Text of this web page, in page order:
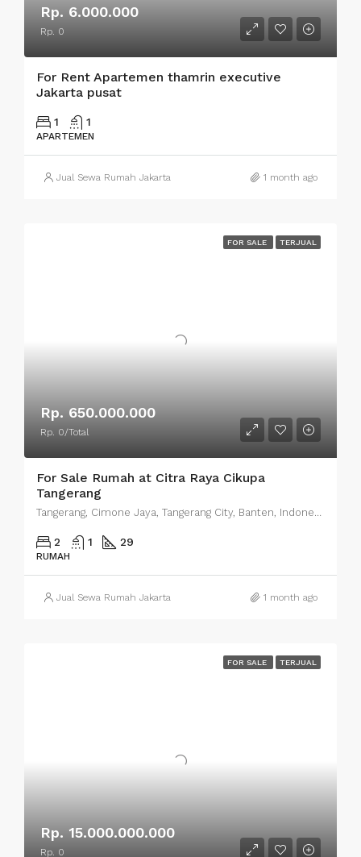
Rp. 6.000.000
Rp. 0
For Rent Apartemen thamrin executive
Jakarta pusat
1 1
APARTEMEN
Jual Sewa Rumah Jakarta 1 month ago
FOR SALE TERJUAL
Rp. 650.000.000
Rp. 0/Total
For Sale Rumah at Citra Raya Cikupa
Tangerang
Tangerang, Cimone Jaya, Tangerang City, Banten, Indonesia
2 1 29
RUMAH
Jual Sewa Rumah Jakarta 1 month ago
FOR SALE TERJUAL
Rp. 15.000.000.000
Rp. 0